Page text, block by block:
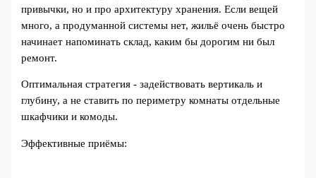
привычки, но и про архитектуру хранения. Если вещей
много, а продуманной системы нет, жильё очень быстро
начинает напоминать склад, каким бы дорогим ни был
ремонт.
Оптимальная стратегия - задействовать вертикаль и
глубину, а не ставить по периметру комнаты отдельные
шкафчики и комоды.
Эффективные приёмы: